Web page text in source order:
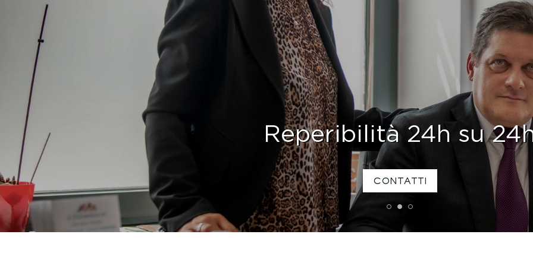
1 2 3
Reperibilità 24h su
CONTATTI